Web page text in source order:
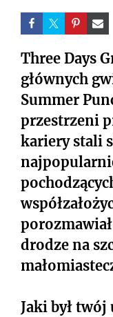
Three Days
głównych
Summer
przestrzeni
kariery stali
drodze na
Jaki był